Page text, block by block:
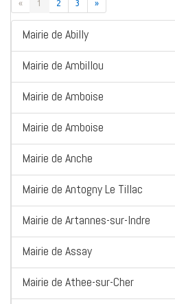
« 1 2 3 »
Mairie de Abilly
Mairie de Ambillou
Mairie de Amboise
Mairie de Amboise
Mairie de Anche
Mairie de Antogny Le Tillac
Mairie de Artannes-sur-Indre
Mairie de Assay
Mairie de Athee-sur-Cher